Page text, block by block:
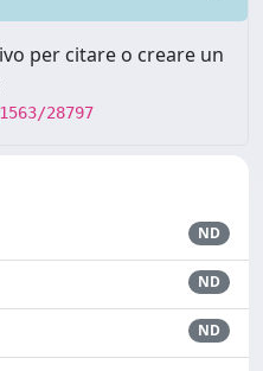
per citare o creare un
28797
ND
ND
ND